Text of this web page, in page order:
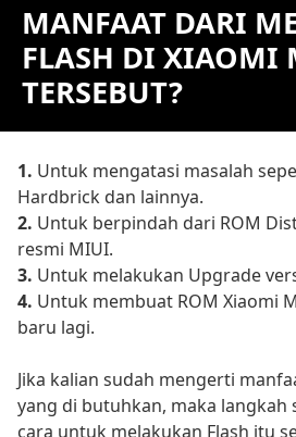
MANFAAT DARI
FLASH DI XIAOMI
TERSEBUT?
1. Untuk mengatasi masalah
Hardbrick dan lainnya.
2. Untuk berpindah dari ROM
resmi MIUI.
3. Untuk melakukan Upgrade
4. Untuk membuat ROM Xiaomi
baru lagi.
Jika kalian sudah mengerti
yang di butuhkan, maka langkah
cara untuk melakukan Flash itu